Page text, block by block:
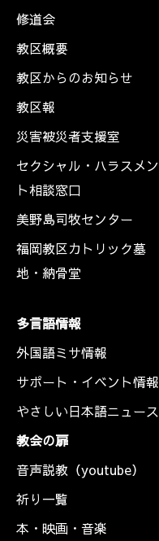
修道会
教区概要
教区からのお知らせ
教区報
災害被災者支援室
セクシャル・ハラスメン
ト相談窓口
美野島司牧センター
福岡教区カトリック墓
地・納骨堂
多言語情報
外国語ミサ情報
サポート・イベント情報
やさしい日本語ニュース
教会の扉
音声説教（youtube）
祈り一覧
本・映画・音楽